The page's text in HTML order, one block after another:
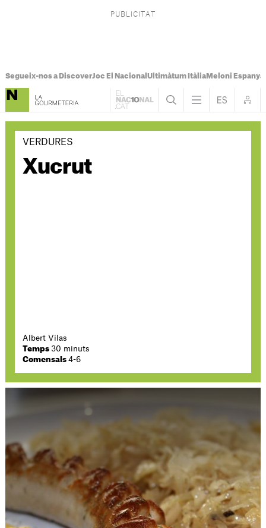
Segueix-nos a DiscoverJoc El Nacional Ultimàtum ItàliaMeloni Espanya
VERDURES
Xucrut
Albert Vilas
Temps 30 minuts
Comensals4-6